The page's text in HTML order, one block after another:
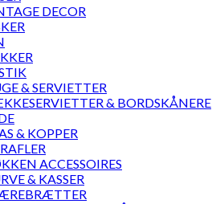
DECOR
& SERVIETTER
& BORDSKÅNERE
& KOPPER
ACCESSOIRES
& KASSER